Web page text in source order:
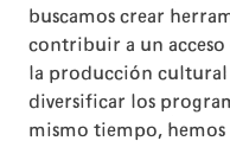
buscamos crear
contribuir a un acceso
la producción
diversificar los
mismo tiempo, hemos